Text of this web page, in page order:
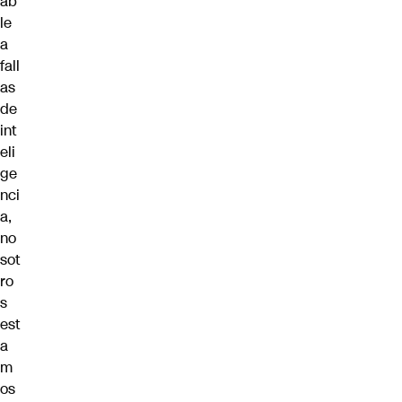
le
a
fall
as
de
int
eli
ge
nci
a,
no
sot
ro
s
est
a
m
os